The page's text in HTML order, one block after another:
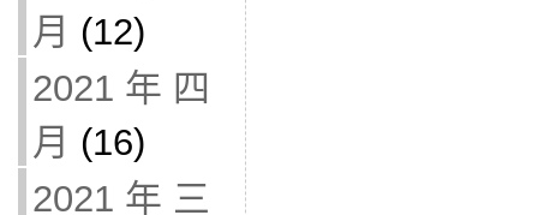
月 (12)
2021 年 四
月 (16)
2021 年 三